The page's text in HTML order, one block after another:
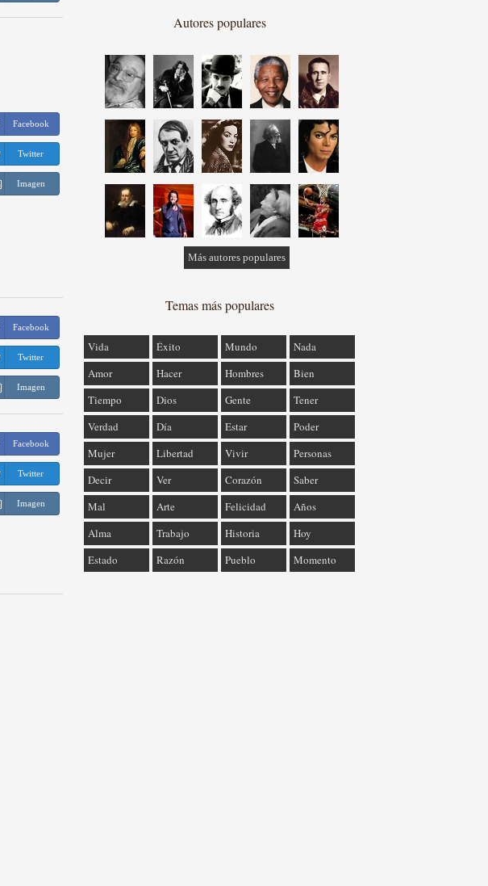
Facebook
Twitter
Imagen
Facebook
Twitter
Imagen
Facebook
Twitter
Imagen
Autores populares
Más autores populares
Temas más populares
Vida Éxito Mundo
Nada
Amor
Hacer Hombres
Bien
Tiempo
Dios Gente
Tener
Verdad
Día Estar
Poder
Mujer
Libertad Vivir
Personas
Decir
Ver Corazón
Saber
Mal
Arte Felicidad
Años
Alma
Trabajo Historia
Hoy
Estado
Razón Pueblo Momento